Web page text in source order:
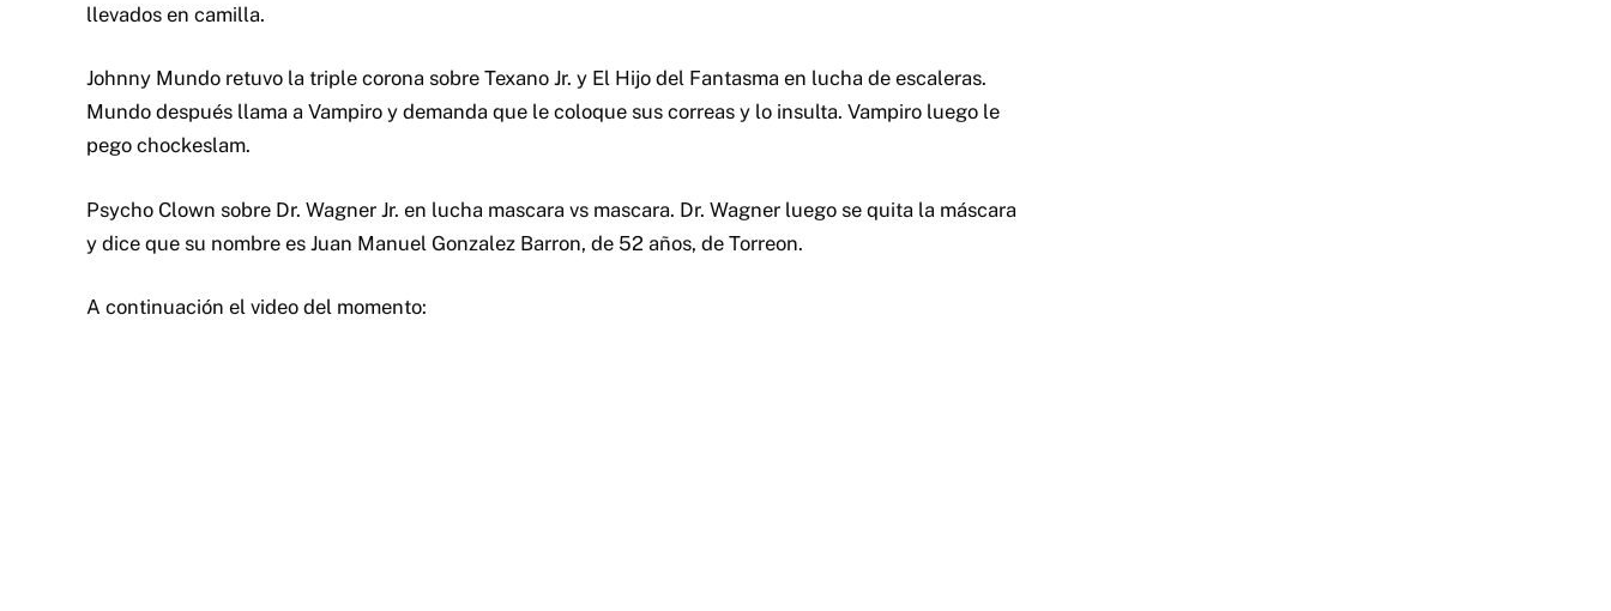
llevados en camilla.
Johnny Mundo retuvo la triple corona sobre Texano Jr. y El Hijo del Fantasma en lucha de escaleras.
Mundo después llama a Vampiro y demanda que le coloque sus correas y lo insulta. Vampiro luego le
pego chockeslam.
Psycho Clown sobre Dr. Wagner Jr. en lucha mascara vs mascara. Dr. Wagner luego se quita la máscara
y dice que su nombre es Juan Manuel Gonzalez Barron, de 52 años, de Torreon.
A continuación el video del momento: